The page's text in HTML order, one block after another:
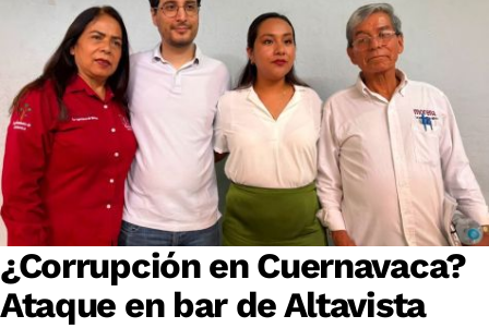
¿Corrupción en Cuernavaca?
Ataque en bar de Altavista